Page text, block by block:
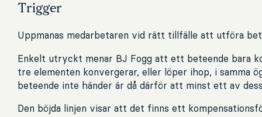
Trigger
Uppmanas medarbetaren vid rätt tillfälle att utföra
Enkelt utryckt menar BJ Fogg att ett beteende bara
tre elementen konvergerar, eller löper ihop, i samma
beteende inte händer är då därför att minst ett av
Den böjda linjen visar att det finns ett